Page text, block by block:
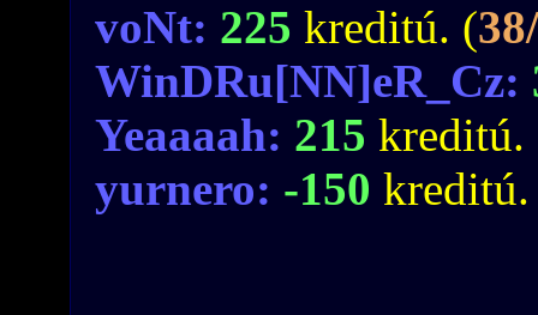
voNt: 225 kreditú. (
WinDRu[NN]eR_Cz:
Yeaaaah: 215 kreditú.
yurnero: -150